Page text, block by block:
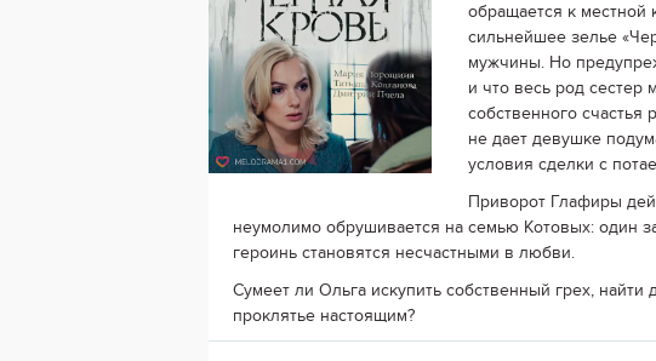
обращается к местной
сильнейшее зелье
мужчины. Но
и что весь род сестер
собственного
не дает девушке
условия сделки с
Приворот Глафиры
неумолимо обрушивается на семью Котовых: один
героинь становятся несчастными в любви.
Сумеет ли Ольга искупить собственный грех,
проклятье настоящим?